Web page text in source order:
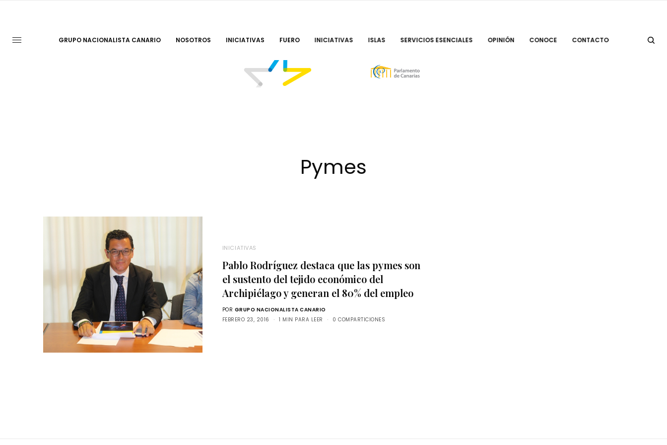
GRUPO NACIONALISTA CANARIO NOSOTROS INICIATIVAS FUERO INICIATIVAS ISLAS SERVICIOS ESENCIALES OPINIÓN CONOCE CONTACTO
Pymes
INICIATIVAS
Pablo Rodríguez destaca que las pymes son
el sustento del tejido económico del
Archipiélago y generan el 80% del empleo
POR GRUPO NACIONALISTA CANARIO
FEBRERO 23, 2016
1 MIN PARA LEER 0 COMPARTICIONES